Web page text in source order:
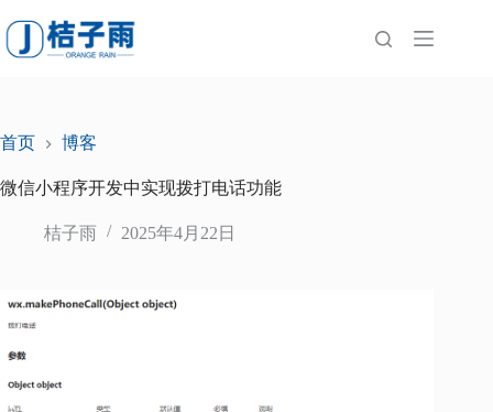
至
内
首页 博客
微信小程序开发中实现拨打电话功能
桔子雨 2025年4月22日